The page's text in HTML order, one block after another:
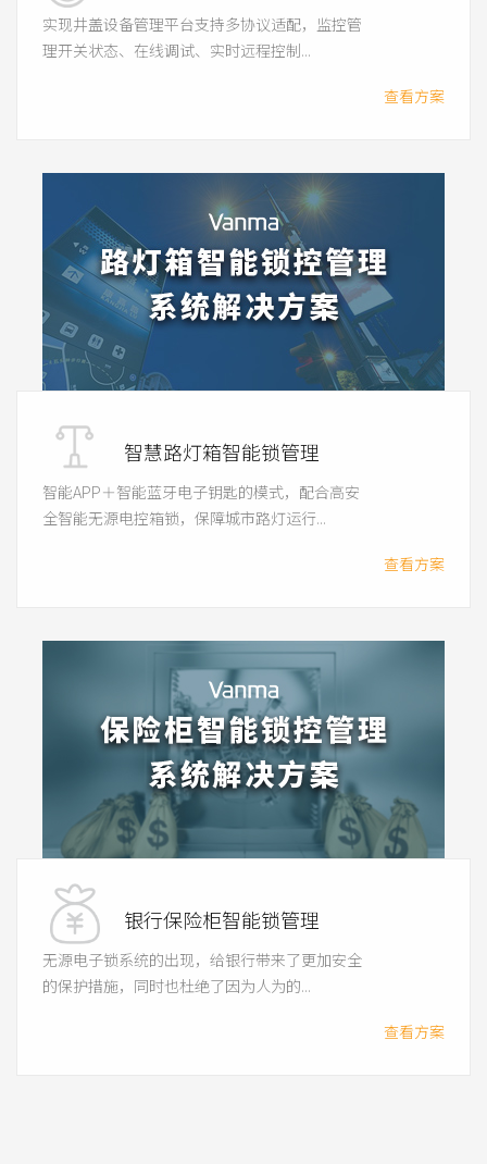
实现井盖设备管理平台支持多协议适配，监控管
理开关状态、在线调试、实时远程控制...
查看方案
智慧路灯箱智能锁管理
智能APP＋智能蓝牙电子钥匙的模式，配合高安
全智能无源电控箱锁，保障城市路灯运行...
查看方案
银行保险柜智能锁管理
无源电子锁系统的出现，给银行带来了更加安全
的保护措施，同时也杜绝了因为人为的...
查看方案